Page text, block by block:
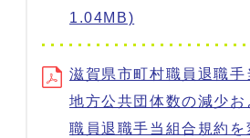
1.04MB)
滋賀県市町村職員退職手
地方公共団体数の減少
職員退職手当組合規約